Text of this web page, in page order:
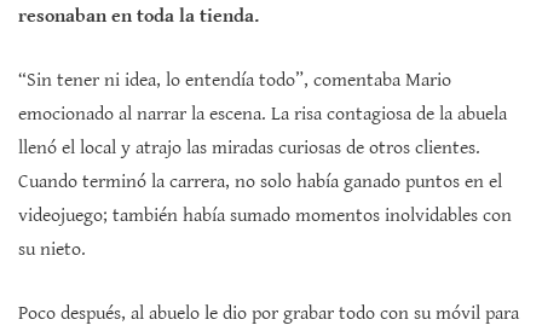
resonaban en toda la tienda.
“Sin tener ni idea, lo entendía todo”, comentaba Mario
emocionado al narrar la escena. La risa contagiosa de la abuela
llenó el local y atrajo las miradas curiosas de otros clientes.
Cuando terminó la carrera, no solo había ganado puntos en el
videojuego; también había sumado momentos inolvidables con
su nieto.
Poco después, al abuelo le dio por grabar todo con su móvil para